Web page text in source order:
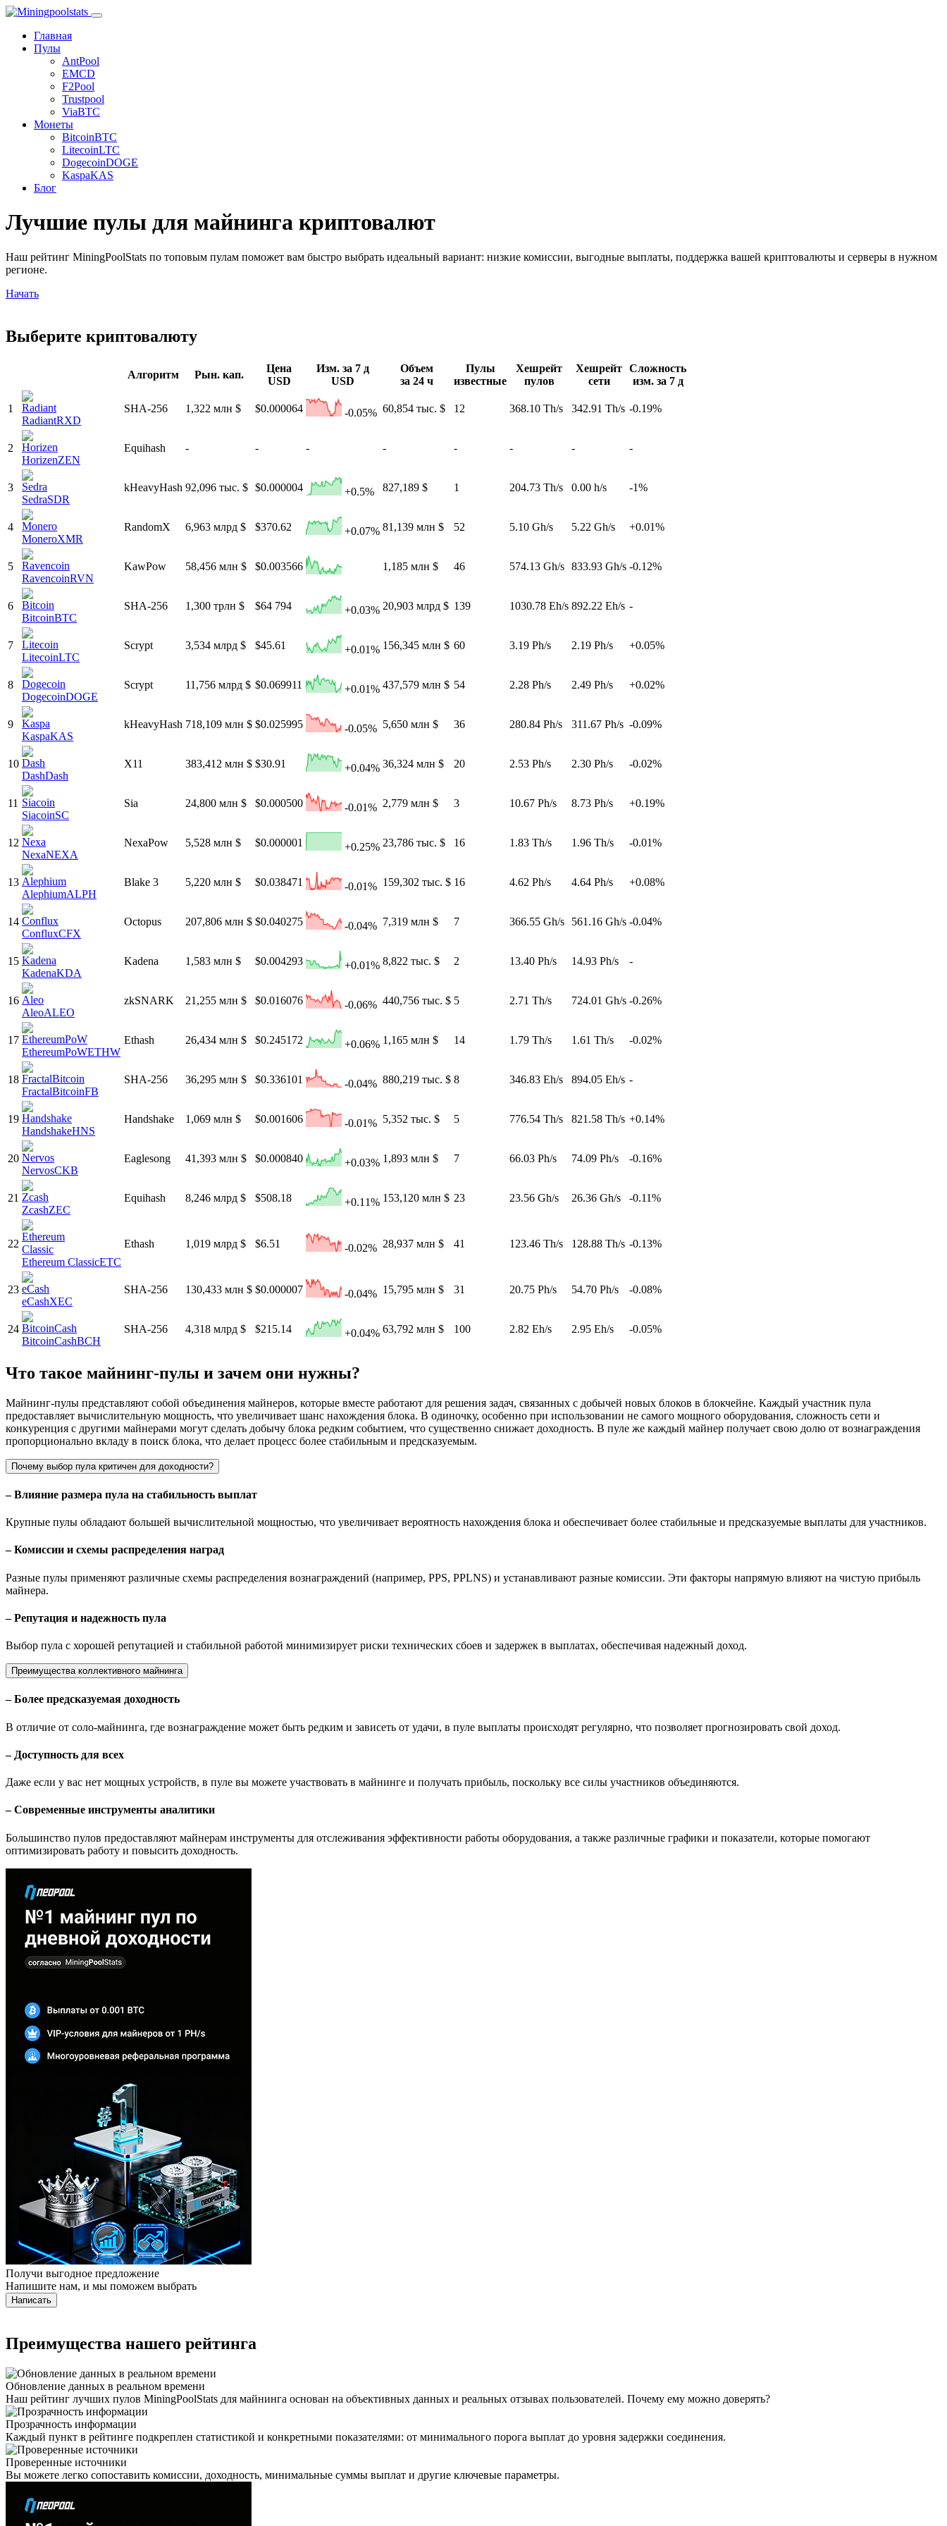
Главная
Пулы
AntPool
EMCD
F2Pool
Trustpool
ViaBTC
Монеты
BitcoinBTC
LitecoinLTC
DogecoinDOGE
KaspaKAS
Блог
Лучшие пулы для майнинга криптовалют
Наш рейтинг MiningPoolStats по топовым пулам поможет вам быстро выбрать идеальный вариант: низкие комиссии, выгодные выплаты, поддержка вашей криптовалюты и серверы в нужном
регионе.
Начать
Выберите криптовалюту
Алгоритм Рын. кап.
Цена
USD
Изм. за 7 д
USD
Объем
за 24 ч
Пулы
известные
Хешрейт
пулов
Хешрейт
сети
Сложность
изм. за 7 д
1
RadiantRXD
SHA-256 1,322 млн $ $0.000064 -0.05% 60,854 тыс. $ 12 368.10 Th/s 342.91 Th/s -0.19%
2
HorizenZEN
Equihash - - - - - - - -
3
SedraSDR
kHeavyHash 92,096 тыс. $ $0.000004 +0.5% 827,189 $ 1 204.73 Th/s 0.00 h/s -1%
4
MoneroXMR
RandomX 6,963 млрд $ $370.62 +0.07% 81,139 млн $ 52 5.10 Gh/s 5.22 Gh/s +0.01%
5
RavencoinRVN
KawPow 58,456 млн $ $0.003566 1,185 млн $ 46 574.13 Gh/s 833.93 Gh/s -0.12%
6
BitcoinBTC
SHA-256 1,300 трлн $ $64 794 +0.03% 20,903 млрд $ 139 1030.78 Eh/s 892.22 Eh/s -
7
LitecoinLTC
Scrypt 3,534 млрд $ $45.61 +0.01% 156,345 млн $ 60 3.19 Ph/s 2.19 Ph/s +0.05%
8
DogecoinDOGE
Scrypt 11,756 млрд $ $0.069911 +0.01% 437,579 млн $ 54 2.28 Ph/s 2.49 Ph/s +0.02%
9
KaspaKAS
kHeavyHash 718,109 млн $ $0.025995 -0.05% 5,650 млн $ 36 280.84 Ph/s 311.67 Ph/s -0.09%
10
DashDash
X11 383,412 млн $ $30.91 +0.04% 36,324 млн $ 20 2.53 Ph/s 2.30 Ph/s -0.02%
11
SiacoinSC
Sia 24,800 млн $ $0.000500 -0.01% 2,779 млн $ 3 10.67 Ph/s 8.73 Ph/s +0.19%
12
NexaNEXA
NexaPow 5,528 млн $ $0.000001 +0.25% 23,786 тыс. $ 16 1.83 Th/s 1.96 Th/s -0.01%
13
AlephiumALPH
Blake 3 5,220 млн $ $0.038471 -0.01% 159,302 тыс. $ 16 4.62 Ph/s 4.64 Ph/s +0.08%
14
ConfluxCFX
Octopus 207,806 млн $ $0.040275 -0.04% 7,319 млн $ 7 366.55 Gh/s 561.16 Gh/s -0.04%
15
KadenaKDA
Kadena 1,583 млн $ $0.004293 +0.01% 8,822 тыс. $ 2 13.40 Ph/s 14.93 Ph/s -
16
AleoALEO
zkSNARK 21,255 млн $ $0.016076 -0.06% 440,756 тыс. $ 5 2.71 Th/s 724.01 Gh/s -0.26%
17
EthereumPoWETHW
Ethash 26,434 млн $ $0.245172 +0.06% 1,165 млн $ 14 1.79 Th/s 1.61 Th/s -0.02%
18
FractalBitcoinFB
SHA-256 36,295 млн $ $0.336101 -0.04% 880,219 тыс. $ 8 346.83 Eh/s 894.05 Eh/s -
19
HandshakeHNS
Handshake 1,069 млн $ $0.001606 -0.01% 5,352 тыс. $ 5 776.54 Th/s 821.58 Th/s +0.14%
20
NervosCKB
Eaglesong 41,393 млн $ $0.000840 +0.03% 1,893 млн $ 7 66.03 Ph/s 74.09 Ph/s -0.16%
21
ZcashZEC
Equihash 8,246 млрд $ $508.18 +0.11% 153,120 млн $ 23 23.56 Gh/s 26.36 Gh/s -0.11%
22
Ethereum ClassicETC
Ethash 1,019 млрд $ $6.51 -0.02% 28,937 млн $ 41 123.46 Th/s 128.88 Th/s -0.13%
23
eCashXEC
SHA-256 130,433 млн $ $0.000007 -0.04% 15,795 млн $ 31 20.75 Ph/s 54.70 Ph/s -0.08%
24
BitcoinCashBCH
SHA-256 4,318 млрд $ $215.14 +0.04% 63,792 млн $ 100 2.82 Eh/s 2.95 Eh/s -0.05%
Что такое майнинг-пулы и зачем они нужны?
Майнинг-пулы представляют собой объединения майнеров, которые вместе работают для решения задач, связанных с добычей новых блоков в блокчейне. Каждый участник пула
предоставляет вычислительную мощность, что увеличивает шанс нахождения блока. В одиночку, особенно при использовании не самого мощного оборудования, сложность сети и
конкуренция с другими майнерами могут сделать добычу блока редким событием, что существенно снижает доходность. В пуле же каждый майнер получает свою долю от вознаграждения
пропорционально вкладу в поиск блока, что делает процесс более стабильным и предсказуемым.
Почему выбор пула критичен для доходности?
– Влияние размера пула на стабильность выплат
Крупные пулы обладают большей вычислительной мощностью, что увеличивает вероятность нахождения блока и обеспечивает более стабильные и предсказуемые выплаты для участников.
– Комиссии и схемы распределения наград
Разные пулы применяют различные схемы распределения вознаграждений (например, PPS, PPLNS) и устанавливают разные комиссии. Эти факторы напрямую влияют на чистую прибыль
майнера.
– Репутация и надежность пула
Выбор пула с хорошей репутацией и стабильной работой минимизирует риски технических сбоев и задержек в выплатах, обеспечивая надежный доход.
Преимущества коллективного майнинга
– Более предсказуемая доходность
В отличие от соло-майнинга, где вознаграждение может быть редким и зависеть от удачи, в пуле выплаты происходят регулярно, что позволяет прогнозировать свой доход.
– Доступность для всех
Даже если у вас нет мощных устройств, в пуле вы можете участвовать в майнинге и получать прибыль, поскольку все силы участников объединяются.
– Современные инструменты аналитики
Большинство пулов предоставляют майнерам инструменты для отслеживания эффективности работы оборудования, а также различные графики и показатели, которые помогают
оптимизировать работу и повысить доходность.
Получи выгодное предложение
Напишите нам, и мы поможем выбрать
Написать
Преимущества нашего рейтинга
Обновление данных в реальном времени
Наш рейтинг лучших пулов MiningPoolStats для майнинга основан на объективных данных и реальных отзывах пользователей. Почему ему можно доверять?
Прозрачность информации
Каждый пункт в рейтинге подкреплен статистикой и конкретными показателями: от минимального порога выплат до уровня задержки соединения.
Проверенные источники
Вы можете легко сопоставить комиссии, доходность, минимальные суммы выплат и другие ключевые параметры.